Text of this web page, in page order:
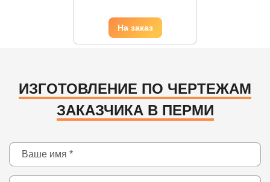
ИЗГОТОВЛЕНИЕ ПО ЧЕРТЕЖАМ
ЗАКАЗЧИКА В ПЕРМИ